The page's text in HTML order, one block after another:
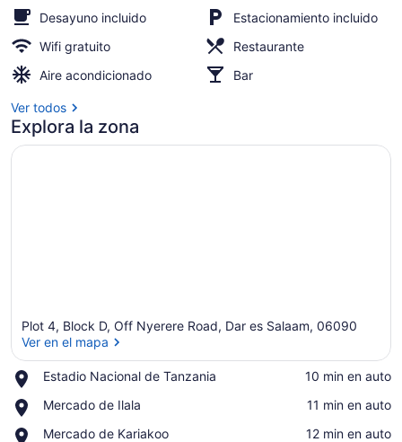
Desayuno incluido
Estacionamiento incluido
Wifi gratuito
Restaurante
Aire acondicionado
Bar
Ver todos
Explora la zona
Plot 4, Block D, Off Nyerere Road, Dar es Salaam, 06090
Ver en el mapa
Estadio Nacional de Tanzania
Place,
Nacional
‪10 min en auto‬
Mercado de Ilala
Place,
de
‪11 min en auto‬
Mercado de Kariakoo
Place,
‪12 min en auto‬